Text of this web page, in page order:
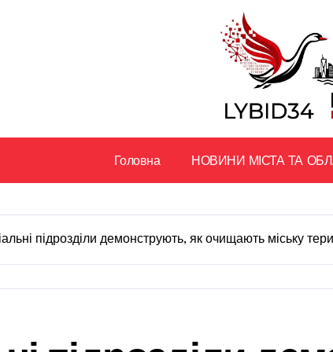
Головна НОВИНИ МІСТА ТА
підрозділи демонструють, як очищають міську